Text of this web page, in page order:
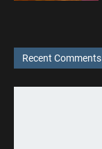
Recent Comments